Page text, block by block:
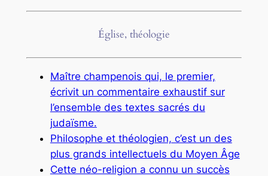
Église, théologie
Maître champenois qui, le premier,
écrivit un commentaire exhaustif sur
l’ensemble des textes sacrés du
judaïsme.
Philosophe et théologien, c’est un des
plus grands intellectuels du Moyen Âge
Cette néo-religion a connu un succès